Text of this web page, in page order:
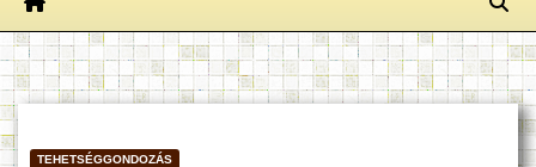
TEHETSÉGGONDOZÁS